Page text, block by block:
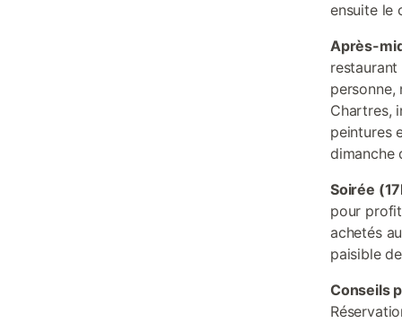
ensuite le
Après-
Chartres,
peintures
dimanche
Soirée
pour
achetés
paisible
Conseils